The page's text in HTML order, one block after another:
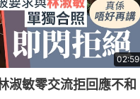
02:59
淑敏零交流拒回應不和